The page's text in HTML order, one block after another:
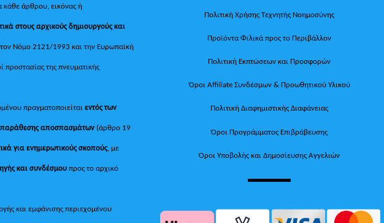
κάθε άρθρου, εικόνας ή
στους αρχικούς δημιουργούς και
Νόμο 2121/1993 και την Ευρωπαϊκή
της πνευματικής
πραγματοποιείταιεντός των
παράθεσης αποσπασμάτων (άρθρο 19
για ενημερωτικούς σκοπούς , με
και συνδέσμου προς το αρχικό
και εμφάνισης περιεχομένου
Πολιτική Χρήσης Τεχνητής Νοημοσύνης
Προϊόντα Φιλικά προς το Περιβάλλον
Πολιτική Εκπτώσεων και Προσφορών
Όροι Affiliate Συνδέσμων & Προωθητικού Υλικού
Πολιτική Διαφημιστικής Διαφάνειας
Όροι Προγράμματος Επιβράβευσης
Όροι Υποβολής και Δημοσίευσης Αγγελιών